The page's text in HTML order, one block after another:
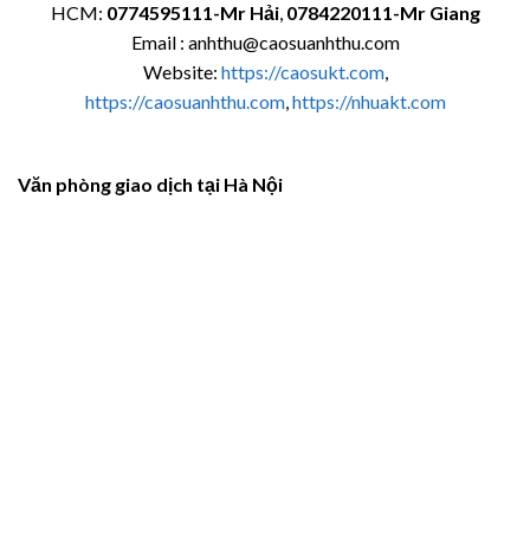
HCM: 0774595111-Mr Hải, 0784220111-Mr Giang
Email : anhthu@caosuanhthu.com
Website: https://caosukt.com,
https://caosuanhthu.com,https://nhuakt.com
Văn phòng giao dịch tại Hà Nội